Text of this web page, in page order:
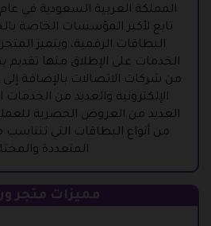
تابع لأكبر المؤسسات الخاصة
البطاقات الرقمية، ويتميز
الخدمات على الإطلاق منها
من شركات الاتصالات بالإضافة
الإلكترونية والعديد من الخدمات
العديد من العروض الحصرية
من أنواع البطاقات التي تتناسب
المتعددة
مميزات متجر